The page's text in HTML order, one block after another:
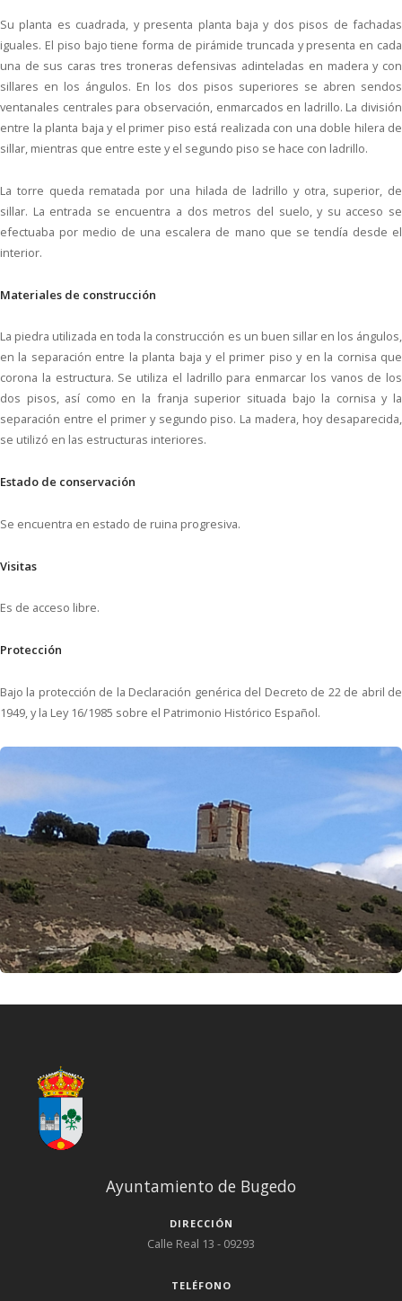
Su planta es cuadrada, y presenta planta baja y dos pisos de fachadas
iguales. El piso bajo tiene forma de pirámide truncada y presenta en cada
una de sus caras tres troneras defensivas adinteladas en madera y con
sillares en los ángulos. En los dos pisos superiores se abren sendos
ventanales centrales para observación, enmarcados en ladrillo. La división
entre la planta baja y el primer piso está realizada con una doble hilera de
sillar, mientras que entre este y el segundo piso se hace con ladrillo.
La torre queda rematada por una hilada de ladrillo y otra, superior, de
sillar. La entrada se encuentra a dos metros del suelo, y su acceso se
efectuaba por medio de una escalera de mano que se tendía desde el
interior.
Materiales de construcción
La piedra utilizada en toda la construcción es un buen sillar en los ángulos,
en la separación entre la planta baja y el primer piso y en la cornisa que
corona la estructura. Se utiliza el ladrillo para enmarcar los vanos de los
dos pisos, así como en la franja superior situada bajo la cornisa y la
separación entre el primer y segundo piso. La madera, hoy desaparecida,
se utilizó en las estructuras interiores.
Estado de conservación
Se encuentra en estado de ruina progresiva.
Visitas
Es de acceso libre.
Protección
Bajo la protección de la Declaración genérica del Decreto de 22 de abril de
1949, y la Ley 16/1985 sobre el Patrimonio Histórico Español.
Ayuntamiento de Bugedo
DIRECCIÓN
Calle Real 13 - 09293
TELÉFONO